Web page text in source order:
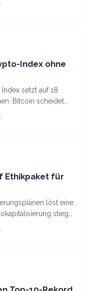
Index ohne
Index setzt auf 18
Bitcoin scheidet
aus dem.
Ethikpaket für
löst eine
stieg